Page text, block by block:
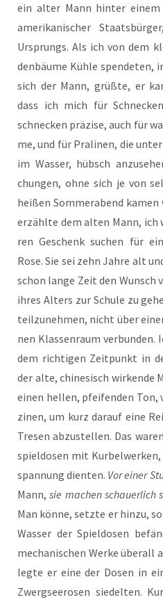
ein alter Mann hin­ter
ame­ri­ka­ni­scher
Ursprungs. Als ich von dem
den­bäu­me Küh­le spen­de­ten,
sich der Mann, grüß­te, er
dass ich mich für
schne­cken prä­zi­se, auch für
me, und für Pra­li­nen, die
im Was­ser, hübsch
chun­gen, ohne sich je von
hei­ßen Som­mer­abend
erzähl­te dem alten Mann, ich
ren Geschenk suchen für
Rose. Sie sei zehn Jah­re alt
schon lan­ge Zeit den Wunsch
ihres Alters zur Schu­le zu
teil­zu­neh­men, nicht über
nen Klas­sen­raum ver­bun­den.
dem rich­ti­gen Zeit­punkt in
der alte, chi­ne­sisch wir­ken­de
einen hel­len, pfei­fen­den Ton,
zi­nen, um kurz dar­auf eine
Tre­sen abzu­stel­len. Das
spiel­do­sen mit
span­nung dien­ten. Vor einer
Mann,sie machen schau­er­lich
Man kön­ne, setz­te er hin­zu,
Was­ser der Spiel­do­sen
mecha­ni­schen Wer­ke über­all
leg­te er eine der Dosen in
Zwerg­see­ro­sen sie­del­ten.